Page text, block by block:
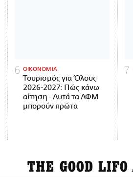
ΟΙΚΟΝΟΜΙΑ
Τουρισμός για Όλους
2026-2027: Πώς κάνω
αίτηση - Αυτά τα ΑΦΜ
μπορούν πρώτα
THE GOOD LIFO